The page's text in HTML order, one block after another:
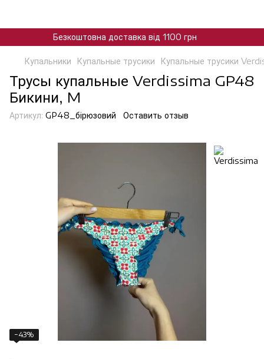
Безкоштовна доставка від 1100 грн
Купальники Купальные трусики Купальные трусики
Трусы купальные Verdissima GP48
Бикини, M
Артикул: GP48_бірюзовий Оставить отзыв
−43%